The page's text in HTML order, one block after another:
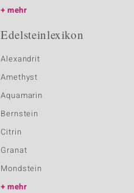
mehr
Edelsteinlexikon
Alexandrit
Amethyst
Aquamarin
Bernstein
Citrin
Granat
Mondstein
mehr